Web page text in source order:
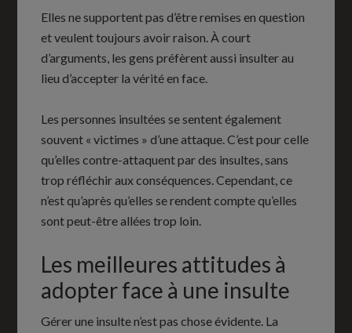
Elles ne supportent pas d’être remises en question
et veulent toujours avoir raison. À court
d’arguments, les gens préfèrent aussi insulter au
lieu d’accepter la vérité en face.
Les personnes insultées se sentent également
souvent « victimes » d’une attaque. C’est pour celle
qu’elles contre-attaquent par des insultes, sans
trop réfléchir aux conséquences. Cependant, ce
n’est qu’après qu’elles se rendent compte qu’elles
sont peut-être allées trop loin.
Les meilleures attitudes à
adopter face à une insulte
Gérer une insulte n’est pas chose évidente. La